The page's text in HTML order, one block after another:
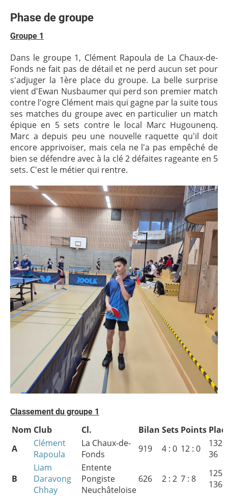
Phase de groupe
Groupe 1
Dans le groupe 1, Clément Rapoula de La Chaux-de-
Fonds ne fait pas de détail et ne perd aucun set pour
s'adjuger la 1ère place du groupe. La belle surprise
vient d'Ewan Nusbaumer qui perd son premier match
contre l'ogre Clément mais qui gagne par la suite tous
ses matches du groupe avec en particulier un match
épique en 5 sets contre le local Marc Hugounenq.
Marc a depuis peu une nouvelle raquette qu'il doit
encore apprivoiser, mais cela ne l'a pas empêché de
bien se défendre avec à la clé 2 défaites rageante en 5
sets. C'est le métier qui rentre.
Classement du groupe 1
Nom Club Cl. Bilan Sets Points
A
Clément
Rapoula
La Chaux-de-
Fonds
919 4 : 0 12 : 0
132 :
36
B
Liam
Daravong
Chhay
Entente
Pongiste
Neuchâteloise
626 2 : 2 7 : 8
125 :
136